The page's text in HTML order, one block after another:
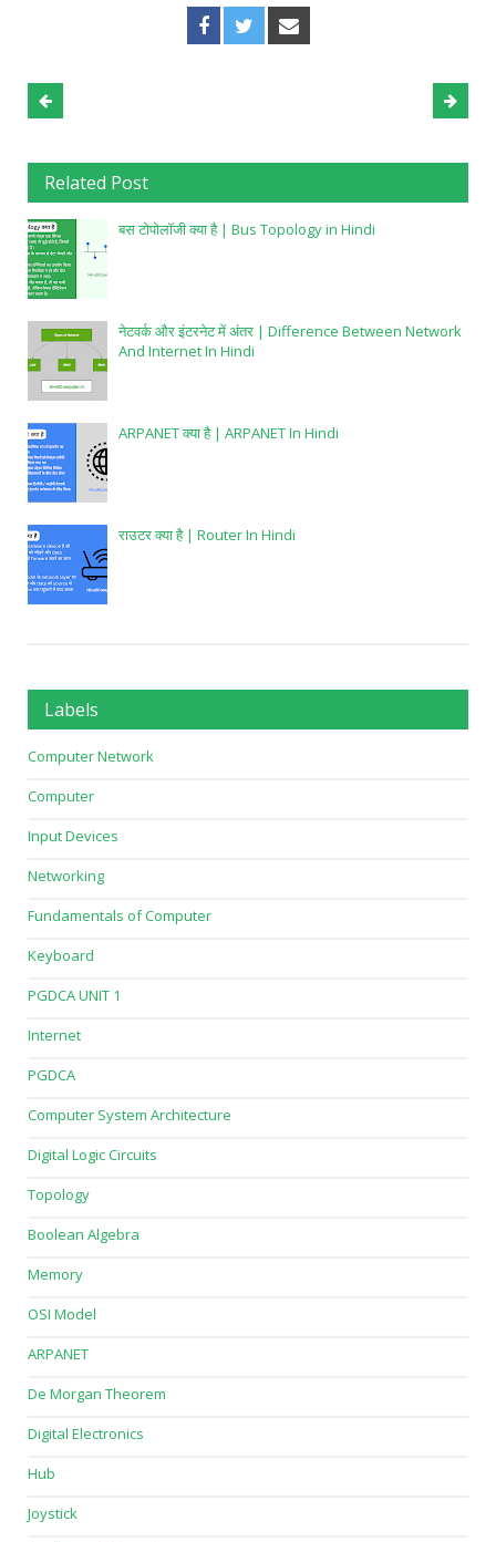
Related Post
बस टोपोलॉजी क्या है | Bus Topology in Hindi
नेटवर्क और इंटरनेट में अंतर | Difference Between Network
And Internet In Hindi
ARPANET क्या है | ARPANET In Hindi
राउटर क्या है | Router In Hindi
Labels
Computer Network
Computer
Input Devices
Networking
Fundamentals of Computer
Keyboard
PGDCA UNIT 1
Internet
PGDCA
Computer System Architecture
Digital Logic Circuits
Topology
Boolean Algebra
Memory
OSI Model
ARPANET
De Morgan Theorem
Digital Electronics
Hub
Joystick